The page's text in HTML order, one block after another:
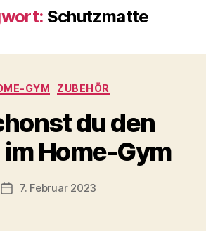
der
Kettlebell
Schutzmatte
Kategorien
GYM ZUBEHÖR
du den
Home-Gym
Beitragsautor
o
n
b
-
s
c
Beitragsdatum
7. Februar 2023